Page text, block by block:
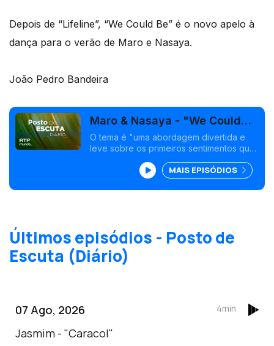
Depois de “Lifeline”, “We Could Be” é o novo apelo à
dança para o verão de Maro e Nasaya.
João Pedro Bandeira
Maro & Nasaya - "We Could
Be"
O tema é "uma abordagem divertida e
leve sobre os primeiros sentimentos que
coisas ainda podem mudar.” <br />
MAIS EPISÓDIOS
Últimos episódios - Posto de
Escuta (Diário)
07 Ago, 2026
Jasmim - "Caracol"
4min